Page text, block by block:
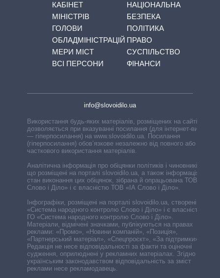
КАБІНЕТ
МІНІСТРІВ
ГОЛОВИ
ОБЛАДМІНІСТРАЦІЙ
МЕРИ МІСТ
ВСІ ПЕРСОНИ
НАЦІОНАЛЬНА
БЕЗПЕКА
ПОЛІТИКА
ПРАВО
СУСПІЛЬСТВО
ФІНАНСИ
info@slovoidilo.ua
Використання будь-яких матеріалів, розміщених на сайті,
дозволяється при вказуванні посилання (для інтернет-видань
— гіперпосилання) на www.slovoidilo.ua. Посилання
(гіперпосилання) обов’язкове незалежно від повного або
часткового використання матеріалів.
Аналітична інформація про обіцянки політиків і чиновників,
що розміщені на порталі slovoidilo.ua, а також інформація про
стан виконання цих обіцянок, зібрана й опрацьована ТОВ «ІА
Слово і Діло» і є власністю ТОВ «ІА Слово і Діло».
Інфографіки, розміщені на порталі slovoidilo.ua, створені ГО
«Система народного контролю Слово і Діло» і є власністю
ГО «Система народного контролю Слово і Діло».
Матеріали, відмічені значками, публікуються на правах
реклами: «Промо», «Новини компаній», «Позиція»,
«Партнерський матеріал», «Спецпроєкт», «За підтримки».
Редакція не несе відповідальності за факти та оціночні
судження, оприлюднені у рекламних матеріалах. Згідно з
українським законодавством відповідальність за зміст
реклами несе рекламодавець.